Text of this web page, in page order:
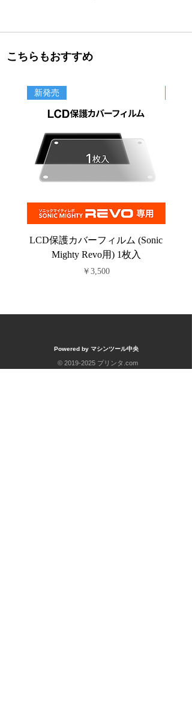
こちらもおすすめ
新発売
LCD保護カバーフィルム (Sonic
Mighty Revo用) 1枚入
価格
￥3,500
Powered by マシンツール中央
© 2019-2025 プリンタ.com
Proudly created withMachine Tool Chuo Co.,Ltd